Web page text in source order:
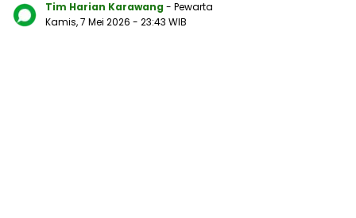
Tim Harian Karawang - Pewarta
Kamis, 7 Mei 2026 - 23:43 WIB